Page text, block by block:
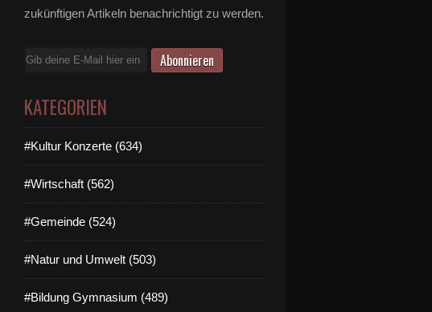
zukünftigen Artikeln benachrichtigt zu werden.
E-
KATEGORIEN
#Kultur Konzerte (634)
#Wirtschaft (562)
#Gemeinde (524)
#Natur und Umwelt (503)
#Bildung Gymnasium (489)